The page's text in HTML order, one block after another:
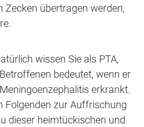
Zecken übertragen werden,
wissen Sie als PTA,
bedeutet, wenn er
erkrankt.
Folgenden zur Auffrischung
dieser heimtückischen und